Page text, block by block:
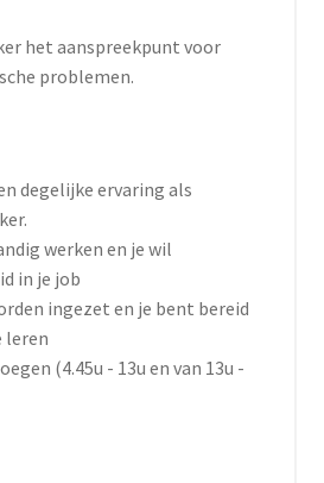
het aanspreekpunt voor
problemen.
degelijke ervaring als
werken en je wil
in je job
ingezet en je bent bereid
leren
(4.45u - 13u en van 13u -